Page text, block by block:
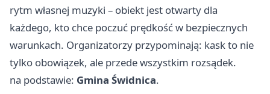
rytm własnej muzyki – obiekt jest otwarty dla
każdego, kto chce poczuć prędkość w bezpiecznych
warunkach. Organizatorzy przypominają: kask to nie
tylko obowiązek, ale przede wszystkim rozsądek.
na podstawie: Gmina Świdnica.